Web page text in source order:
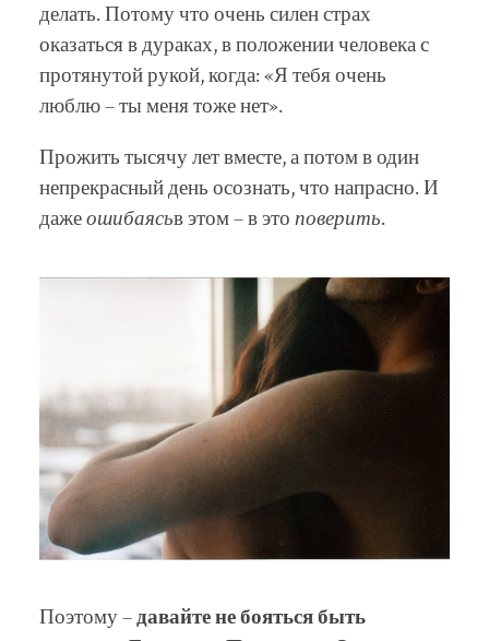
делать. Потому что очень силен страх
оказаться в дураках, в положении человека с
протянутой рукой, когда: «Я тебя очень
люблю – ты меня тоже нет».
Прожить тысячу лет вместе, а потом в один
непрекрасный день осознать, что напрасно. И
дажеошибаясьв этом – в это поверить.
Поэтому –давайте не бояться быть